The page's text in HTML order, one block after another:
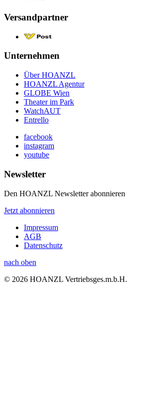
Versandpartner
Unternehmen
Über HOANZL
HOANZL Agentur
GLOBE Wien
Theater im Park
WatchAUT
Entrello
facebook
instagram
youtube
Newsletter
Den HOANZL Newsletter abonnieren
Jetzt abonnieren
Impressum
AGB
Datenschutz
nach oben
© 2026 HOANZL Vertriebsges.m.b.H.